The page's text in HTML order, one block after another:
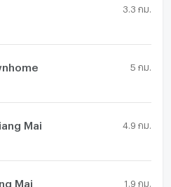
3.3 กม.
5 กม.
Mai 4.9 กม.
Mai 1.9 กม.